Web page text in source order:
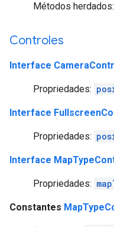
Métodos herdados:
Controles
Interface
Propriedades:
Interface
Propriedades:
Interface
Propriedades:
Constantes